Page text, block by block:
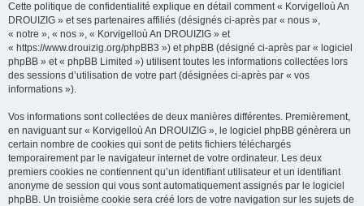
Cette politique de confidentialité explique en détail comment « Korvigelloù An
DROUIZIG » et ses partenaires affiliés (désignés ci-après par « nous »,
« notre », « nos », « Korvigelloù An DROUIZIG » et
« https://www.drouizig.org/phpBB3 ») et phpBB (désigné ci-après par « logiciel
phpBB » et « phpBB Limited ») utilisent toutes les informations collectées lors
des sessions d’utilisation de votre part (désignées ci-après par « vos
informations »).
Vos informations sont collectées de deux manières différentes. Premièrement,
en naviguant sur « Korvigelloù An DROUIZIG », le logiciel phpBB génèrera un
certain nombre de cookies qui sont de petits fichiers téléchargés
temporairement par le navigateur internet de votre ordinateur. Les deux
premiers cookies ne contiennent qu’un identifiant utilisateur et un identifiant
anonyme de session qui vous sont automatiquement assignés par le logiciel
phpBB. Un troisième cookie sera créé lors de votre navigation sur les sujets de